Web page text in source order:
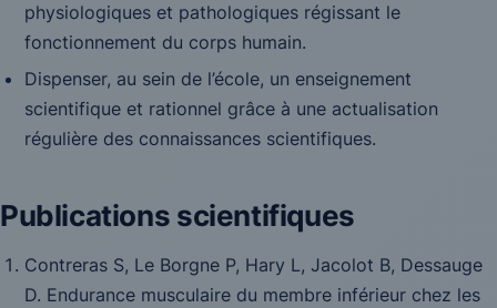
physiologiques et pathologiques régissant le
fonctionnement du corps humain.
Dispenser, au sein de l’école, un enseignement
scientifique et rationnel grâce à une actualisation
régulière des connaissances scientifiques.
Publications scientifiques
Contreras S, Le Borgne P, Hary L, Jacolot B, Dessauge
D. Endurance musculaire du membre inférieur chez les